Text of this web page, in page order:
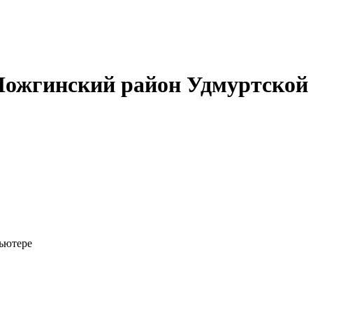
район Удмуртской